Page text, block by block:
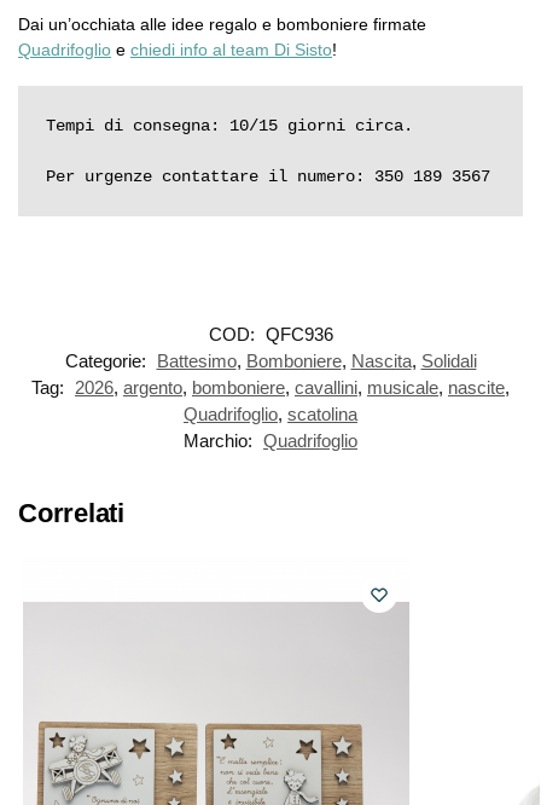
Dai un’occhiata alle idee regalo e bomboniere firmate
Quadrifoglio e chiedi info al team Di Sisto!
Tempi di consegna: 10/15 giorni circa.
Per urgenze contattare il numero: 350 189 3567
COD: QFC936
Categorie:
Battesimo, Bomboniere, Nascita, Solidali
Tag:
2026, argento, bomboniere, cavallini, musicale, nascite,
Quadrifoglio, scatolina
Marchio: Quadrifoglio
Correlati